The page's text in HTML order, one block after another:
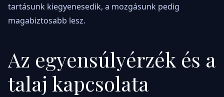
tartásunk kiegyenesedik, a mozgásunk pedig
magabiztosabb lesz.
Az egyensúlyérzék és a
talaj kapcsolata